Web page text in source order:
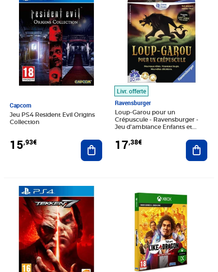
Capcom
Jeu PS4 Resident Evil Origins
Collection
15,93€ Ajouter au panier
Livr. offerte
Ravensburger
Loup-Garou pour un
Crépuscule - Ravensburger -
Jeu d'ambiance Enfants et
joueurs des 10 ans
17,38€
Prix 14,64€ Prix 39,12€